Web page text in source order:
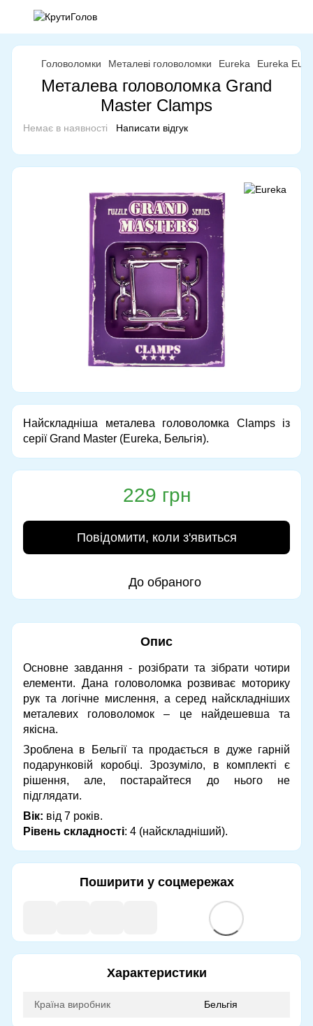
Головоломки Металеві головоломки Eureka Eureka
Металева головоломка Grand
Master Clamps
Немає в наявності Написати відгук
Найскладніша металева головоломка Clamps із
серії Grand Master (Eureka, Бельгія).
229 грн
Повідомити, коли з'явиться
До обраного
Опис
Основне завдання - розібрати та зібрати чотири
елементи. Дана головоломка розвиває моторику
рук та логічне мислення, а серед найскладніших
металевих головоломок – це найдешевша та
якісна.
Зроблена в Бельгії та продається в дуже гарній
подарунковій коробці. Зрозуміло, в комплекті є
рішення, але, постарайтеся до нього не
підглядати.
Вік: від 7 років.
Рівень складності: 4 (найскладніший).
Поширити у соцмережах
Характеристики
Країна виробник Бельгія